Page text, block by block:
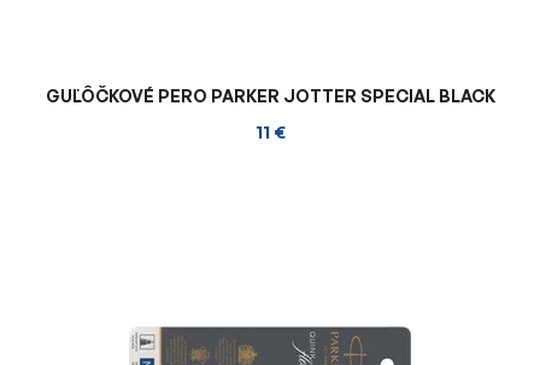
GUĽÔČKOVÉ PERO PARKER JOTTER SPECIAL BLACK
11 €